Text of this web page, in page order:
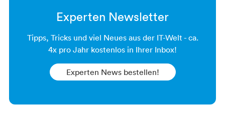
Experten Newsletter
Tipps, Tricks und viel Neues aus der IT-Welt - ca.
4x pro Jahr kostenlos in Ihrer Inbox!
Experten News bestellen​​​​​​​!